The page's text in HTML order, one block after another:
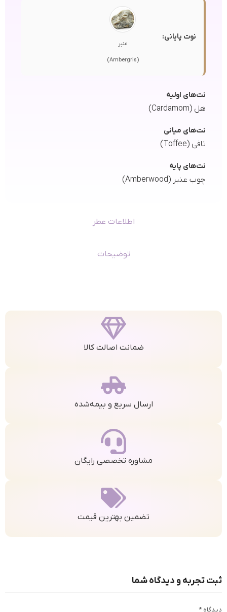
اطلاعات عطر
توضیحات
نوت پایانی:
عنبر
(Ambergris)
نت‌های اولیه
هل (Cardamom)
نت‌های میانی
تافی (Toffee)
نت‌های پایه
چوب عنبر (Amberwood)
ضمانت اصالت کالا
ارسال سریع و بیمه‌شده
مشاوره تخصصی رایگان
تضمین بهترین قیمت
ثبت تجربه و دیدگاه شما
دیدگاه *